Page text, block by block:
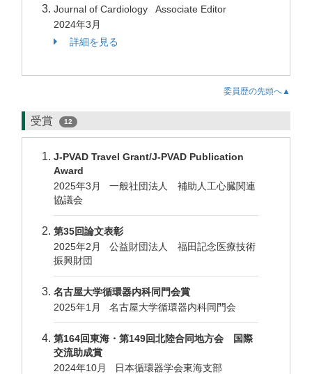
Journal of Cardiology Associate Editor
2024年3月
詳細を見る
委員歴の先頭へ▲
受賞 12
J-PVAD Travel Grant/J-PVAD Publication
Award
2025年3月 一般社団法人 補助人工心臓関連
協議会
第35回論文表彰
2025年2月 公益財団法人 福田記念医療技術
振興財団
名古屋大学循環器内科同門会賞
2025年1月 名古屋大学循環器内科同門会
第164回東海・第149回北陸合同地方会 国際
交流助成賞
2024年10月 日本循環器学会東海支部